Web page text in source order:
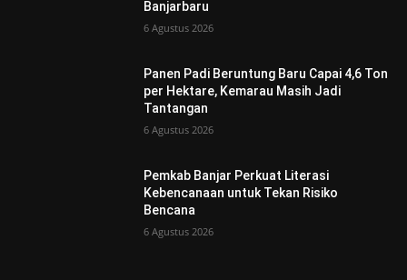
Banjarbaru
6 Agustus 2026
Panen Padi Beruntung Baru Capai 4,6 Ton
per Hektare, Kemarau Masih Jadi
Tantangan
6 Agustus 2026
Pemkab Banjar Perkuat Literasi
Kebencanaan untuk Tekan Risiko
Bencana
6 Agustus 2026